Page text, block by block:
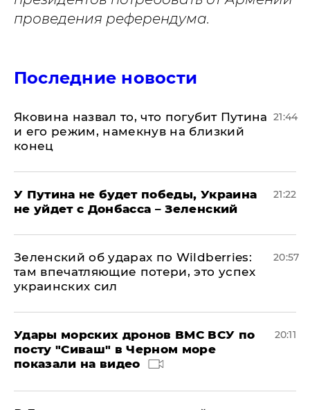
проведения референдума.
Последние новости
Яковина назвал то, что погубит Путина
и его режим, намекнув на близкий
конец
21:44
У Путина не будет победы, Украина
не уйдет с Донбасса – Зеленский
21:22
Зеленский об ударах по Wildberries:
там впечатляющие потери, это успех
украинских сил
20:57
Удары морских дронов ВМС ВСУ по
посту "Сиваш" в Черном море
показали на видео
20:11